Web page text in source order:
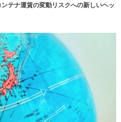
テナ運賃の変動リスクへの新しいヘッ